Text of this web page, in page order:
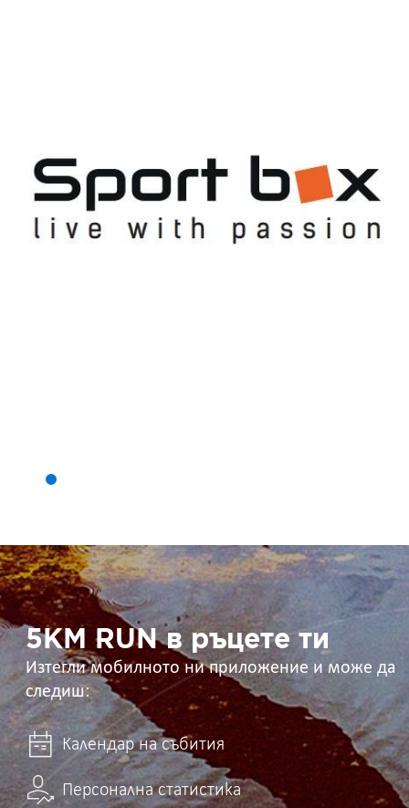
5KM
RUN
в
ръцете
ти 5KM RUN в ръцете ти
Изтегли мобилното ни приложение и може да
следиш:
Календар на събития
Персонална статистика